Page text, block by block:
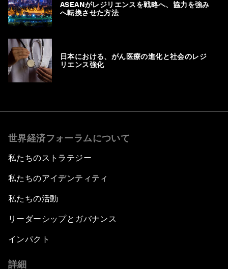
ASEANがレジリエンスを戦略へ、協力を強み
へ転換させた方法
日本における、がん医療の進化と社会のレジ
リエンス強化
世界経済フォーラムについて
私たちのストラテジー
私たちのアイデンティティ
私たちの活動
リーダーシップとガバナンス
インパクト
詳細